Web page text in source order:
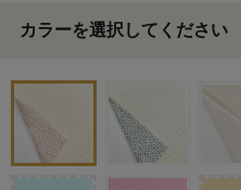
カラーを選択してください